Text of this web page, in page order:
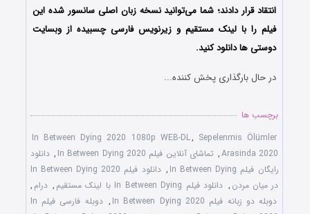
انتقاد قرار دادند؛ شما می‌توانید نسخه زبان اصلی سانسور شده این
فیلم را با لینک مستقیم و زیرنویس فارسی چسبیده از وبسایت
دوستی ها دانلود کنید.
در حال بارگذاری پخش کننده...
برچسب ها
In Between Dying 2020 1080p WEB-DL, Sepelenmis Ölümler
Arasinda 2020
, تماشای آنلاین فیلم In Between Dying 2020 , دانلود
رایگان فیلم In Between Dying
,
دانلود فیلم In Between Dying 2020
در میان مردن , دانلود فیلم In Between Dying با لینک مستقیم , درام ,
دوبله دو زبانه فیلم In Between Dying 2020
,
دوبله فارسی فیلم In